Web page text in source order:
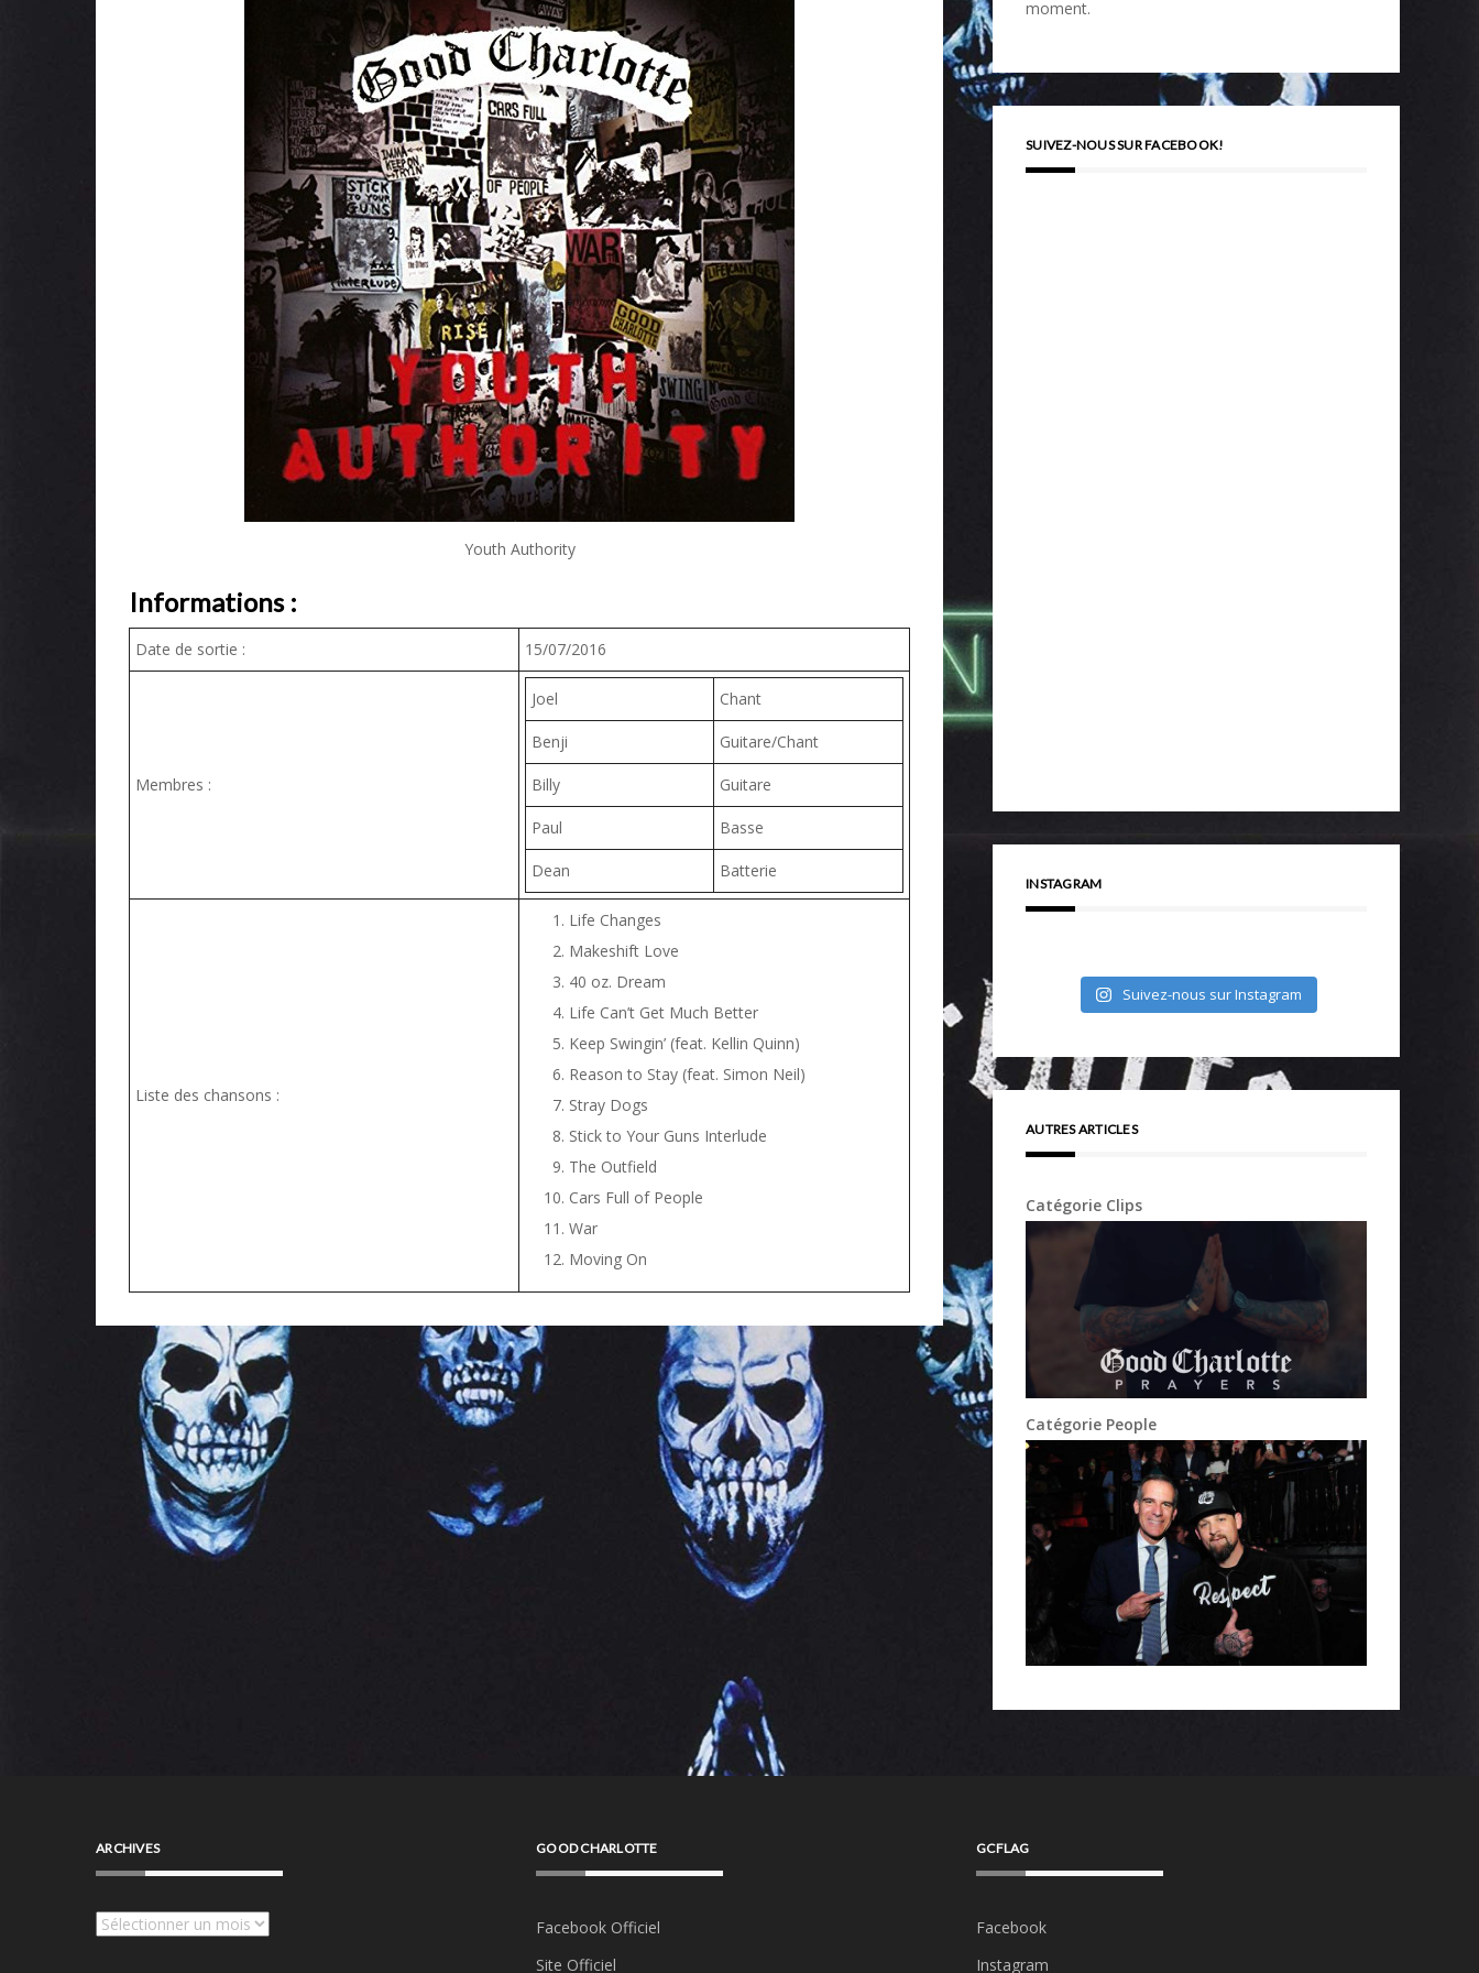
Youth Authority
Informations :
Date de sortie : 15/07/2016
Membres :
Joel Chant
Benji Guitare/Chant
Billy Guitare
Paul Basse
Dean Batterie
Liste des chansons :
Life Changes
Makeshift Love
40 oz. Dream
Life Can’t Get Much Better
Keep Swingin’ (feat. Kellin Quinn)
Reason to Stay (feat. Simon Neil)
Stray Dogs
Stick to Your Guns Interlude
The Outfield
Cars Full of People
War
Moving On
moment.
SUIVEZ-NOUS SUR FACEBOOK!
INSTAGRAM
Suivez-nous sur Instagram
AUTRES ARTICLES
Catégorie Clips
Catégorie People
ARCHIVES
Archives
GOOD CHARLOTTE
Facebook Officiel
Site Officiel
GCFLAG
Facebook
Instagram